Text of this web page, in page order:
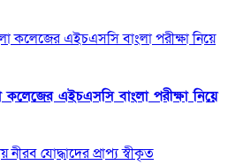
এইচএসসি বাংলা পরীক্ষা নিয়ে